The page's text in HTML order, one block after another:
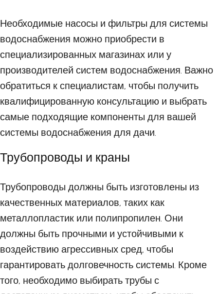
Необходимые насосы и фильтры для системы
водоснабжения можно приобрести в
специализированных магазинах или у
производителей систем водоснабжения. Важно
обратиться к специалистам, чтобы получить
квалифицированную консультацию и выбрать
самые подходящие компоненты для вашей
системы водоснабжения для дачи.
Трубопроводы и краны
Трубопроводы должны быть изготовлены из
качественных материалов, таких как
металлопластик или полипропилен. Они
должны быть прочными и устойчивыми к
воздействию агрессивных сред, чтобы
гарантировать долговечность системы. Кроме
того, необходимо выбирать трубы с